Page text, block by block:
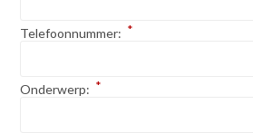
Telefoonnummer: *
Onderwerp: *